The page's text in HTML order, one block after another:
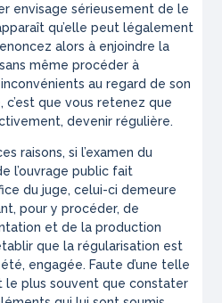
envisage sérieusement de le
qu’elle peut légalement
alors à enjoindre la
même procéder à
au regard de son
c’est que vous retenez que
devenir régulière.
raisons, si l’examen du
l’ouvrage public fait
du juge, celui-ci demeure
pour y procéder, de
et de la production
que la régularisation est
engagée. Faute d’une telle
le plus souvent que constater